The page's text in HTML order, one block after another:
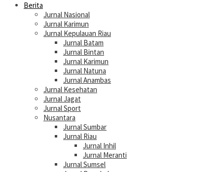
Berita
Jurnal Nasional
Jurnal Karimun
Jurnal Kepulauan Riau
Jurnal Batam
Jurnal Bintan
Jurnal Karimun
Jurnal Natuna
Jurnal Anambas
Jurnal Kesehatan
Jurnal Jagat
Jurnal Sport
Nusantara
Jurnal Sumbar
Jurnal Riau
Jurnal Inhil
Jurnal Meranti
Jurnal Sumsel